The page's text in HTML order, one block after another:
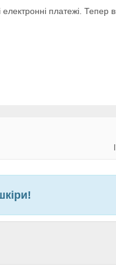
електронні платежі.